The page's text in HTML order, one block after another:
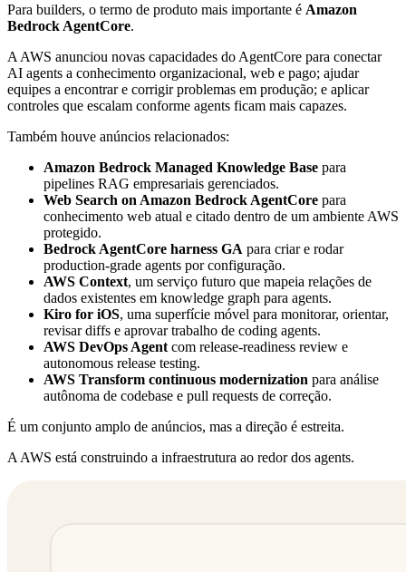
Para builders, o termo de produto mais importante é Amazon
Bedrock AgentCore.
A AWS anunciou novas capacidades do AgentCore para conectar
AI agents a conhecimento organizacional, web e pago; ajudar
equipes a encontrar e corrigir problemas em produção; e aplicar
controles que escalam conforme agents ficam mais capazes.
Também houve anúncios relacionados:
Amazon Bedrock Managed Knowledge Base para
pipelines RAG empresariais gerenciados.
Web Search on Amazon Bedrock AgentCore para
conhecimento web atual e citado dentro de um ambiente AWS
protegido.
Bedrock AgentCore harness GA para criar e rodar
production-grade agents por configuração.
AWS Context, um serviço futuro que mapeia relações de
dados existentes em knowledge graph para agents.
Kiro for iOS, uma superfície móvel para monitorar, orientar,
revisar diffs e aprovar trabalho de coding agents.
AWS DevOps Agent com release-readiness review e
autonomous release testing.
AWS Transform continuous modernization para análise
autônoma de codebase e pull requests de correção.
É um conjunto amplo de anúncios, mas a direção é estreita.
A AWS está construindo a infraestrutura ao redor dos agents.